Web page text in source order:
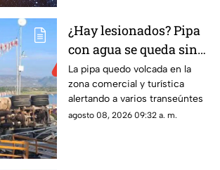
¿Hay lesionados? Pipa
con agua se queda sin
frenos y termina en
volcadura en San José
de Gracia
La pipa quedo volcada en la
zona comercial y turística
alertando a varios transeúntes
agosto 08, 2026 09:32 a. m.